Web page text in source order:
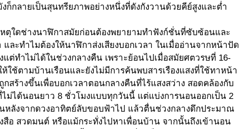
ก็กลายเป็นสุนทรียภาพอย่างหนึ่งที่ดังกังวานด้วยคีย์สูงและต่ำ
หตุใดช่างนาฬิกาสมัยก่อนต้องพยายามทำฟังก์ชั่นที่ซับซ้อนและ
ละทำไมต้องให้นาฬิกาส่งเสียงบอกเวลา ในเมื่ออ่านจากหน้าปัด
แต่ทำไม่ได้ในช่วงกลางคืน เพราะย้อนไปเมื่อสมัยศตวรษที่ 16-
ใช้ตามบ้านเรือนและยังไม่มีการค้นพบสารเรืองแสงที่ใช้ทาหน้า
กสร้างขึ้นเพื่อบอกเวลาตอนกลางคืนที่ไร้แสงสว่าง สอดคล้องกับ
ม่ได้นอนยาว 8 ชั่วโมงแบบทุกวันนี้ แต่แบ่งการนอนออกเป็น 2
หลังจากดวงอาทิตย์ลับขอบฟ้าไป แล้วตื่นช่วงกลางดึกประมาณ
สือ สวดมนต์ หรือแม้กระทั่งไปหาเพื่อนบ้าน จากนั้นถึงเข้านอน